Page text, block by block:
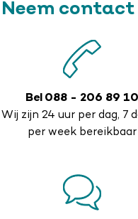
Neem contact
Bel 088 - 206 89 10
Wij zijn 24 uur per dag, 7
per week bereikbaar